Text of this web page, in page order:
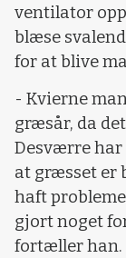
ventilator
blæse
for at blive
- Kvierne
græsår, da
Desværre har
at græsset er
haft
gjort noget
fortæller han.